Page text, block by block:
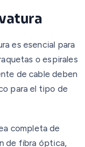
es esencial para
o espirales
de cable deben
para el tipo de
completa de
de fibra óptica,